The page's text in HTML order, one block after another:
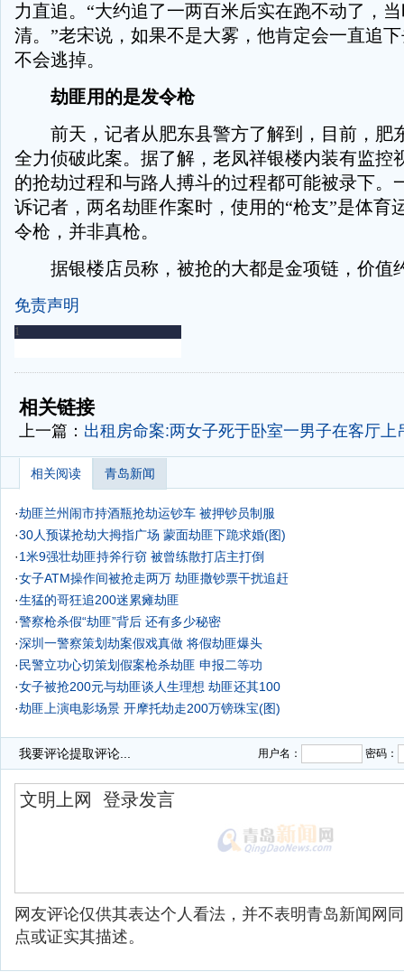
力直追。“大约追了一两百米后实在跑不动了，
清。”老宋说，如果不是大雾，他肯定会一直追
不会逃掉。
劫匪用的是发令枪
前天，记者从肥东县警方了解到，目前，肥
全力侦破此案。据了解，老凤祥银楼内装有监控
的抢劫过程和与路人搏斗的过程都可能被录下。
诉记者，两名劫匪作案时，使用的“枪支”是体育
令枪，并非真枪。
据银楼店员称，被抢的大都是金项链，价值
免责声明
-
相关链接
上一篇： 出租房命案:两女子死于卧室一男子在客厅上
相关阅读 青岛新闻
·劫匪兰州闹市持酒瓶抢劫运钞车 被押钞员制服
·30人预谋抢劫大拇指广场 蒙面劫匪下跪求婚(图)
·1米9强壮劫匪持斧行窃 被曾练散打店主打倒
·女子ATM操作间被抢走两万 劫匪撒钞票干扰追赶
·生猛的哥狂追200迷累瘫劫匪
·警察枪杀假“劫匪”背后 还有多少秘密
·深圳一警察策划劫案假戏真做 将假劫匪爆头
· 民警立功心切策划假案枪杀劫匪 申报二等功
·女子被抢200元与劫匪谈人生理想 劫匪还其100
·劫匪上演电影场景 开摩托劫走200万镑珠宝(图)
我要评论提取评论... 用户名： 密码：
网友评论仅供其表达个人看法，并不表明青岛新闻网
点或证实其描述。